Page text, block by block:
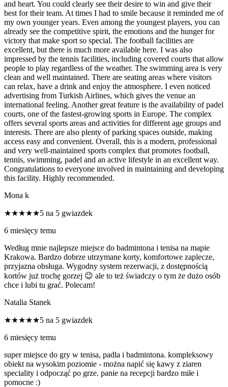
and heart. You could clearly see their desire to win and give their
best for their team. At times I had to smile because it reminded me of
my own younger years. Even among the youngest players, you can
already see the competitive spirit, the emotions and the hunger for
victory that make sport so special. The football facilities are
excellent, but there is much more available here. I was also
impressed by the tennis facilities, including covered courts that allow
people to play regardless of the weather. The swimming area is very
clean and well maintained. There are seating areas where visitors
can relax, have a drink and enjoy the atmosphere. I even noticed
advertising from Turkish Airlines, which gives the venue an
international feeling. Another great feature is the availability of padel
courts, one of the fastest-growing sports in Europe. The complex
offers several sports areas and activities for different age groups and
interests. There are also plenty of parking spaces outside, making
access easy and convenient. Overall, this is a modern, professional
and very well-maintained sports complex that promotes football,
tennis, swimming, padel and an active lifestyle in an excellent way.
Congratulations to everyone involved in maintaining and developing
this facility. Highly recommended.
Mona k
★★★★★5 na 5 gwiazdek
6 miesięcy temu
Według mnie najlepsze miejsce do badmintona i tenisa na mapie
Krakowa. Bardzo dobrze utrzymane korty, komfortowe zaplecze,
przyjazna obsługa. Wygodny system rezerwacji, z dostępnością
kortów już trochę gorzej 😉 ale to też świadczy o tym że dużo osób
chce i lubi tu grać. Polecam!
Natalia Stanek
★★★★★5 na 5 gwiazdek
6 miesięcy temu
super miejsce do gry w tenisa, padla i badmintona. kompleksowy
obiekt na wysokim poziomie - można napić się kawy z ziaren
speciality i odpocząć po grze. panie na recepcji bardzo miłe i
pomocne :)